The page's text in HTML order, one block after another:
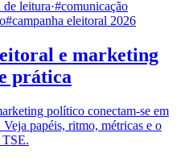
de leitura·#comunicação
#campanha eleitoral 2026
e marketing
prática
político conectam-se em
papéis, ritmo, métricas e o
TSE.